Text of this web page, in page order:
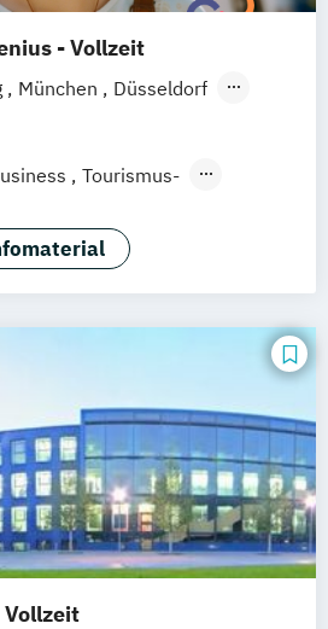
- Vollzeit
München
Düsseldorf
Erfurt
Tourismus-
Vollzeit